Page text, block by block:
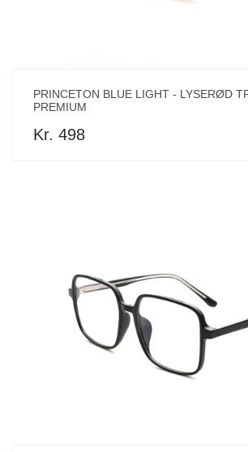
PRINCETON BLUE LIGHT - LYSERØD
PREMIUM
Kr. 498